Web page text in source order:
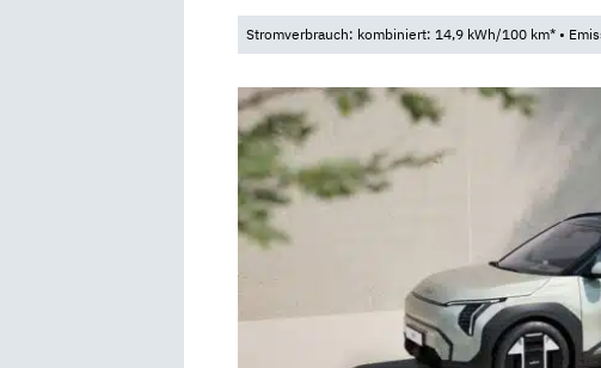
Stromverbrauch: kombiniert: 14,9 kWh/100 km* •